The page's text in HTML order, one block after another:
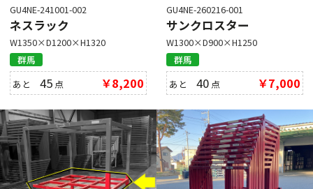
GU4NE-241001-002
ネスラック
W1350×D1200×H1320
群馬
あと45 点 ￥8,200
GU4NE-260216-001
サンクロスター
W1300×D900×H1250
群馬
あと40 点 ￥7,000